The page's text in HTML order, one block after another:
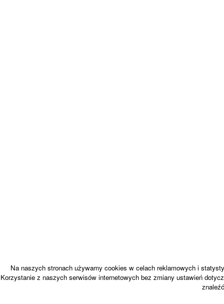
Na naszych stronach używamy cookies w celach reklamowych i
Korzystanie z naszych serwisów internetowych bez zmiany ustawień